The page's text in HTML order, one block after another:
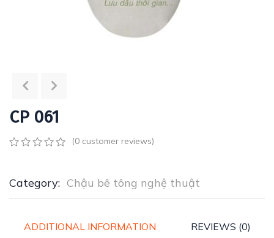
CP 061
of
based
ratings
(0 customer reviews)
Category: Chậu bê tông nghệ thuật
ADDITIONAL INFORMATION REVIEWS (0)